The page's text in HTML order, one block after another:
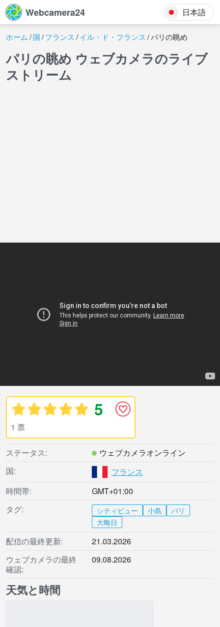
Webcamera24 日本語
ホーム 国 フランス イル・ド・フランス パリの眺め
パリの眺め ウェブカメラのライブ
ストリーム
5
1 票
ステータス:
ウェブカメラオンライン
国:
フランス
時間帯:
GMT+01:00
タグ:
シティビュー 小島
パリ
大晦日
配信の最終更新:
21.03.2026
ウェブカメラの最終
確認:
09.08.2026
天気と時間